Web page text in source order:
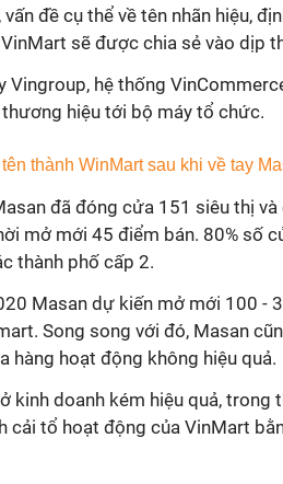
đề cụ thể về tên nhãn hiệu,
sẽ được chia sẻ vào dịp
Vingroup, hệ thống
hiệu tới bộ máy tổ chức.
đã đóng cửa 151 siêu thị và
mở mới 45 điểm bán. 80% số
thành phố cấp 2.
Masan dự kiến mở mới 100 -
Song song với đó, Masan
hàng hoạt động không hiệu quả.
kinh doanh kém hiệu quả, trong
cải tổ hoạt động của VinMart